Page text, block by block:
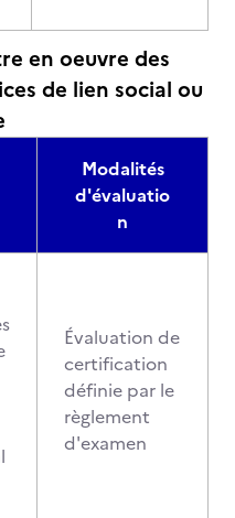
en oeuvre des
de lien social ou
Modalités
d'évaluatio
n
Évaluation de
certification
définie par le
règlement
d'examen